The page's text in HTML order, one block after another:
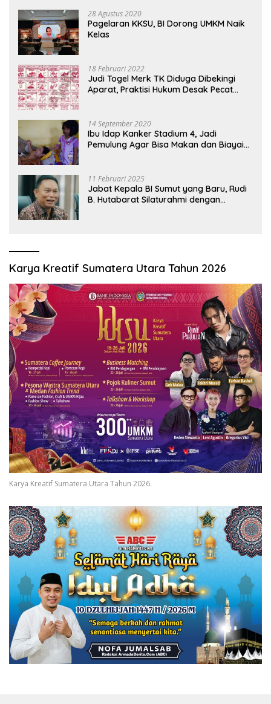
28 Agustus 2020
Pagelaran KKSU, BI Dorong UMKM Naik
Kelas
18 Februari 2022
Judi Togel Merk TK Diduga Dibekingi
Aparat, Praktisi Hukum Desak Pecat
14 September 2020
Ibu Idap Kanker Stadium 4, Jadi
Pemulung Agar Bisa Makan dan Biayai
11 Februari 2025
Jabat Kepala BI Sumut yang Baru, Rudi
B. Hutabarat Silaturahmi dengan
Karya Kreatif Sumatera Utara Tahun 2026
Karya Kreatif Sumatera Utara Tahun 2026.